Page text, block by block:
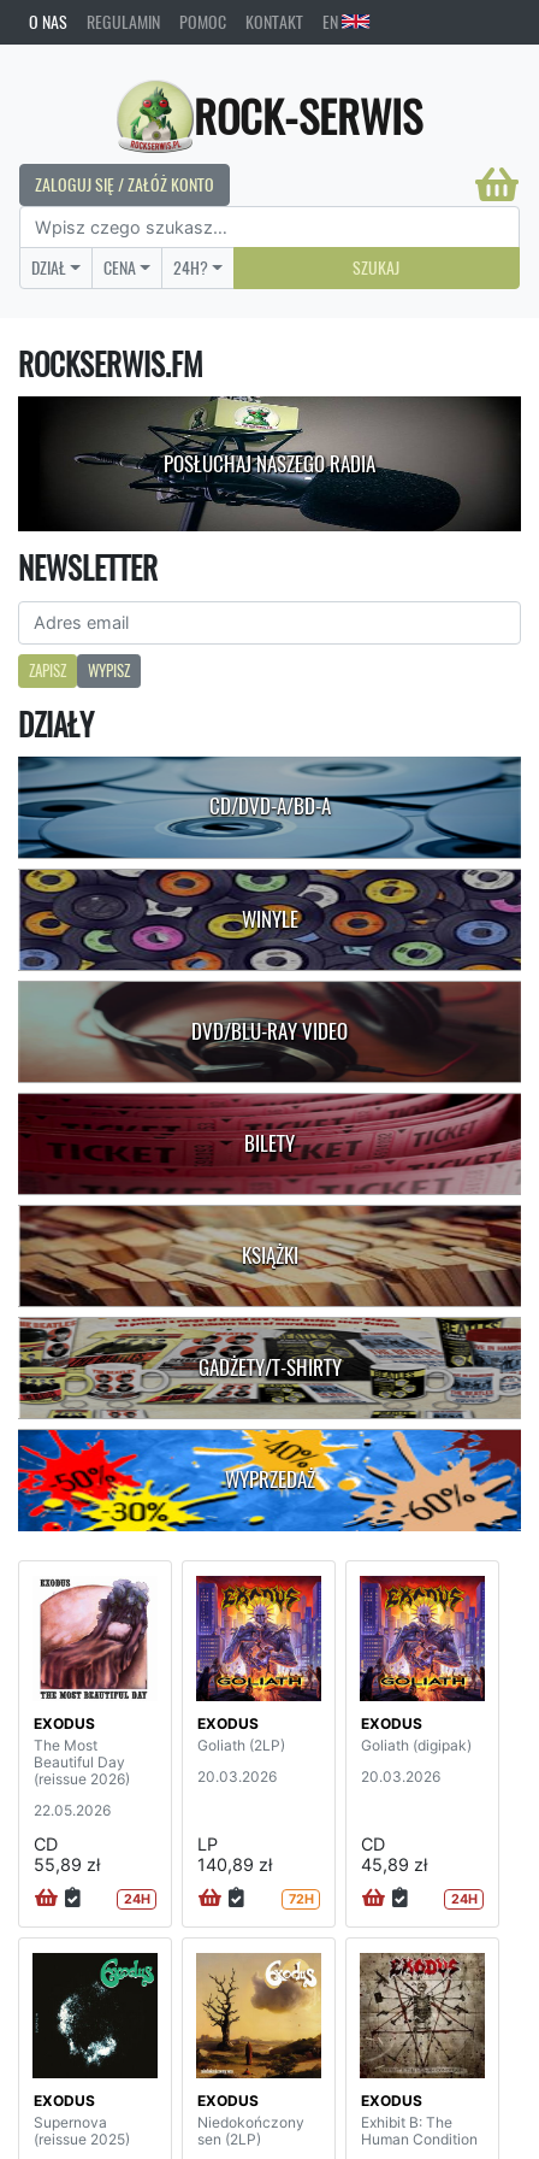
O NAS REGULAMIN POMOC KONTAKT EN
ROCK-SERWIS
ZALOGUJ SIĘ / ZAŁÓŻ KONTO
DZIAŁ CENA 24H? SZUKAJ
ROCKSERWIS.FM
POSŁUCHAJ NASZEGO RADIA
NEWSLETTER
ZAPISZ WYPISZ
DZIAŁY
CD/DVD-A/BD-A
WINYLE
DVD/BLU-RAY VIDEO
BILETY
KSIĄŻKI
GADŻETY/T-SHIRTY
WYPRZEDAŻ
EXODUS
The Most
Beautiful Day
(reissue 2026)
22.05.2026
CD
55,89 zł
24H
EXODUS
Goliath (2LP)
20.03.2026
LP
140,89 zł
72H
EXODUS
Goliath (digipak)
20.03.2026
CD
45,89 zł
24H
EXODUS
Supernova
(reissue 2025)
EXODUS
Niedokończony
sen (2LP)
EXODUS
Exhibit B: The
Human Condition